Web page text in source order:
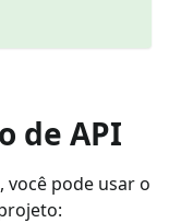
de API
você pode usar o